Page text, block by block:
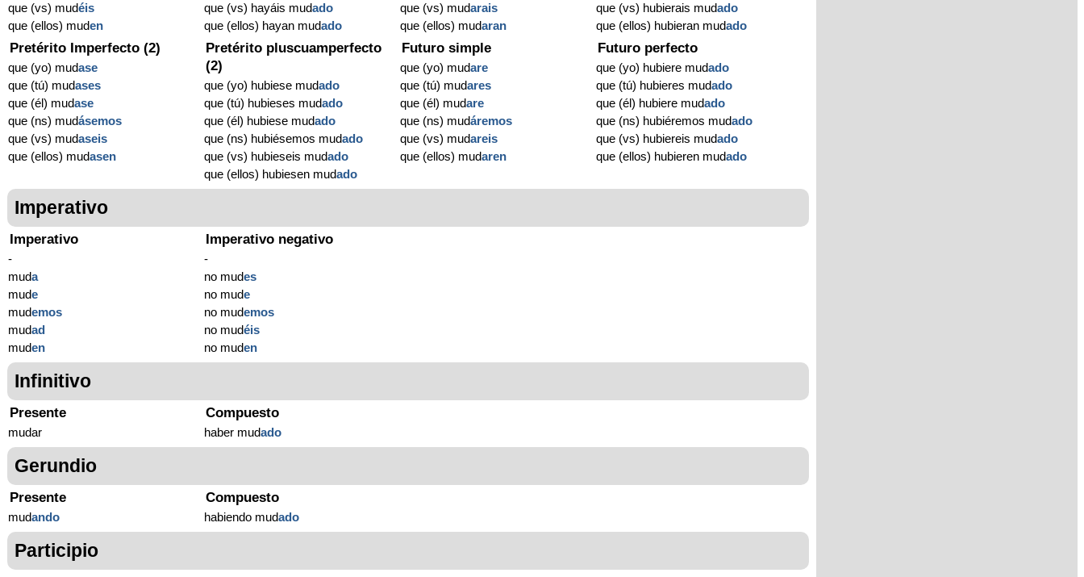
que (vs) mudéis
que (ellos) muden
que (vs) hayáis mudado
que (ellos) hayan mudado
que (vs) mudarais
que (ellos) mudaran
que (vs) hubierais mudado
que (ellos) hubieran mudado
Pretérito Imperfecto (2)
que (yo) mudase
que (tú) mudases
que (él) mudase
que (ns) mudásemos
que (vs) mudaseis
que (ellos) mudasen
Pretérito pluscuamperfecto
(2)
que (yo) hubiese mudado
que (tú) hubieses mudado
que (él) hubiese mudado
que (ns) hubiésemos mudado
que (vs) hubieseis mudado
que (ellos) hubiesen mudado
Futuro simple
que (yo) mudare
que (tú) mudares
que (él) mudare
que (ns) mudáremos
que (vs) mudareis
que (ellos) mudaren
Futuro perfecto
que (yo) hubiere mudado
que (tú) hubieres mudado
que (él) hubiere mudado
que (ns) hubiéremos mudado
que (vs) hubiereis mudado
que (ellos) hubieren mudado
Imperativo
Imperativo
-
muda
mude
mudemos
mudad
muden
Imperativo negativo
-
no mudes
no mude
no mudemos
no mudéis
no muden
Infinitivo
Presente
mudar
Compuesto
haber mudado
Gerundio
Presente
mudando
Compuesto
habiendo mudado
Participio